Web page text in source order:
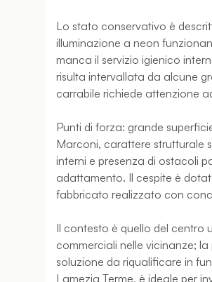
Lo stato conservativo è
illuminazione a neon
manca il servizio igienico
risulta intervallata da alcune
carrabile richiede attenzione
Punti di forza: grande
Marconi, carattere strutturale
interni e presenza di ostacoli
adattamento. Il cespite è
fabbricato realizzato con
Il contesto è quello del centro
commerciali nelle vicinanze;
soluzione da riqualificare in
Lamezia Terme, è ideale per